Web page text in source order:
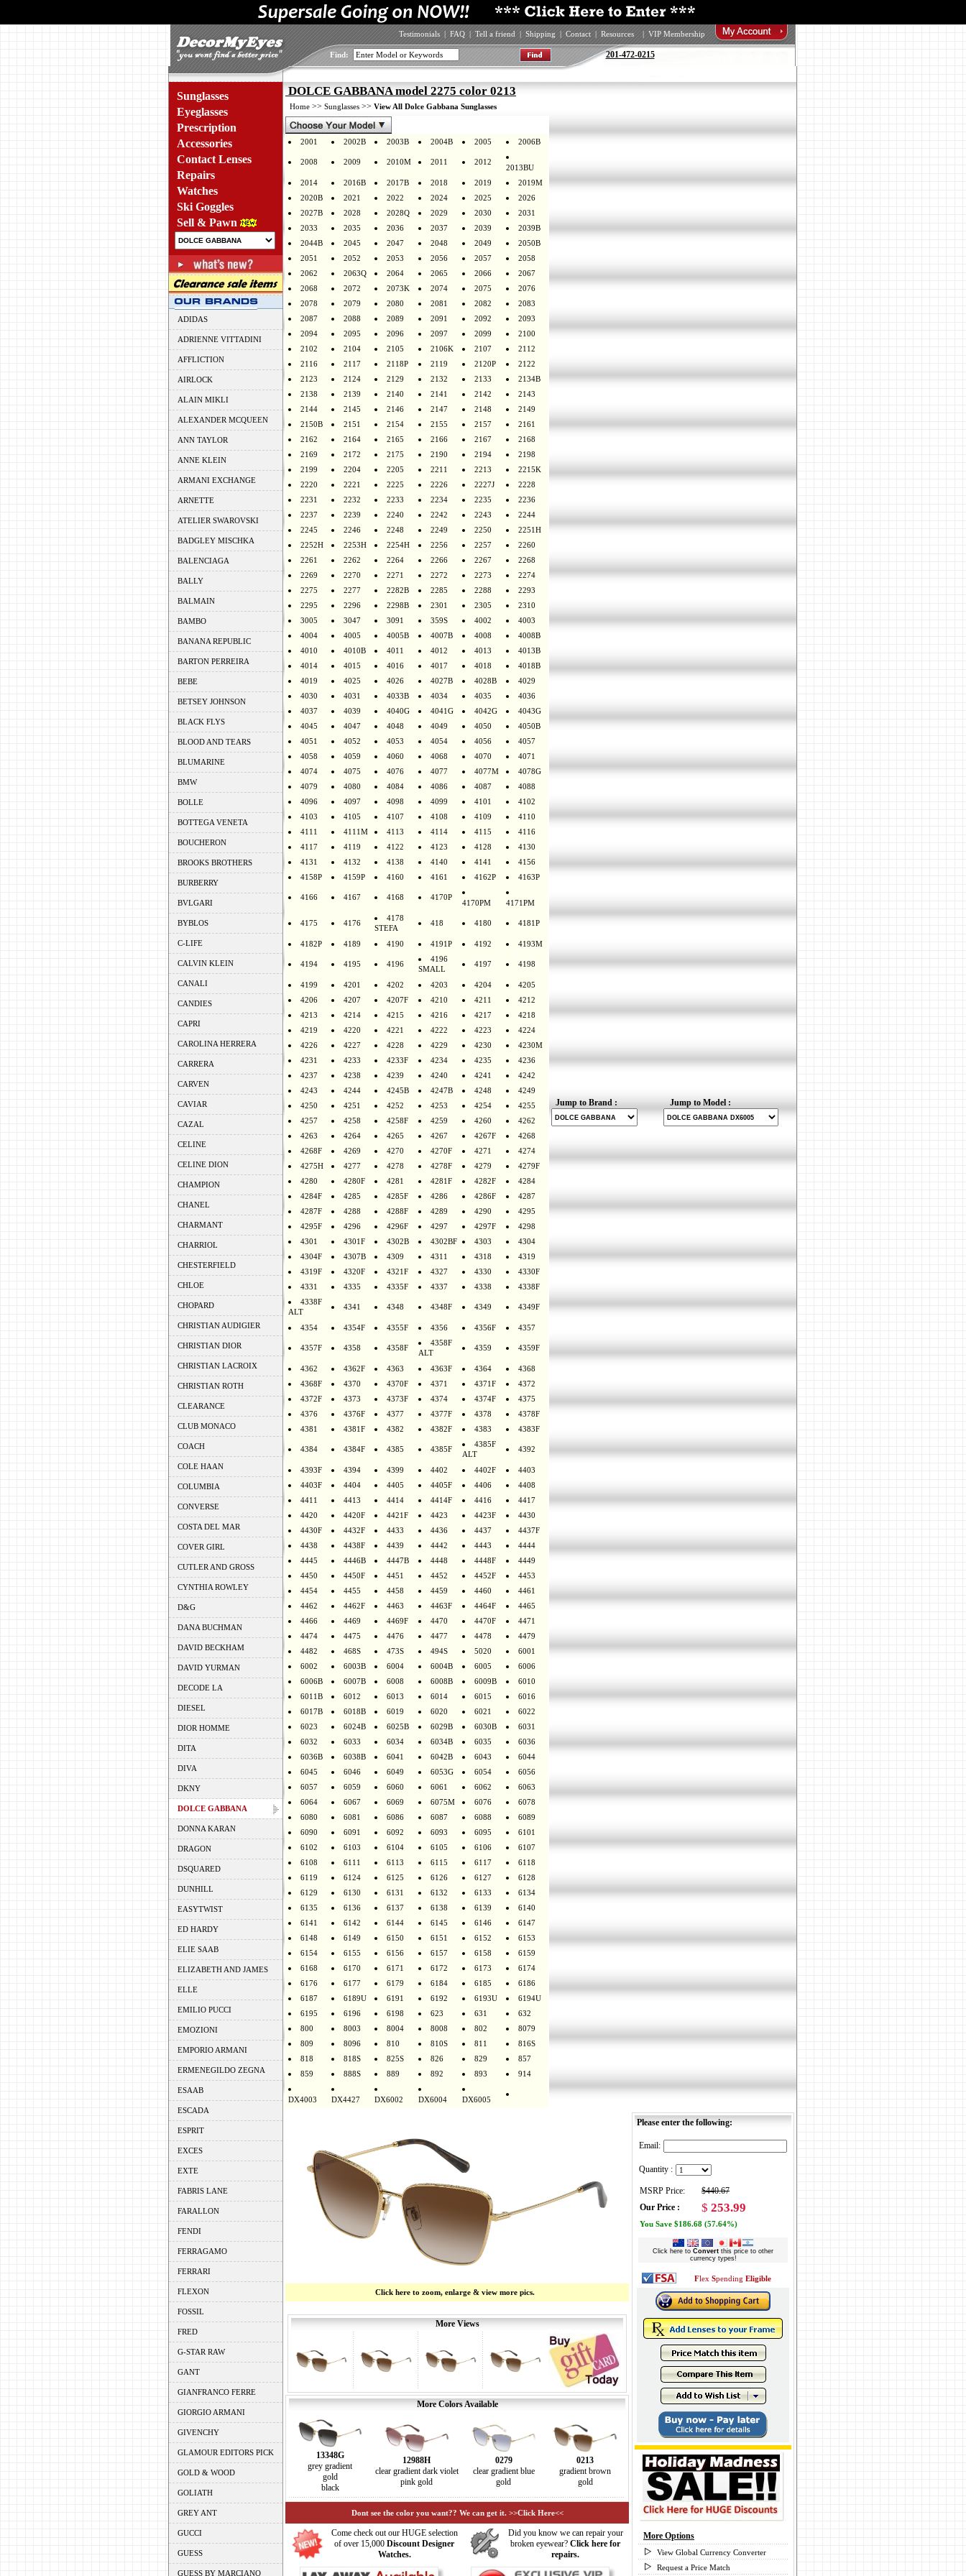
Testimonials | FAQ | Tell a friend | Shipping | Contact | Resources | VIP Membership
Find: 201-472-0215
Sunglasses
Eyeglasses
Prescription
Accessories
Contact Lenses
Repairs
Watches
Ski Goggles
Sell & Pawn
ADIDAS
ADRIENNE VITTADINI
AFFLICTION
AIRLOCK
ALAIN MIKLI
ALEXANDER MCQUEEN
ANN TAYLOR
ANNE KLEIN
ARMANI EXCHANGE
ARNETTE
ATELIER SWAROVSKI
BADGLEY MISCHKA
BALENCIAGA
BALLY
BALMAIN
BAMBO
BANANA REPUBLIC
BARTON PERREIRA
BEBE
BETSEY JOHNSON
BLACK FLYS
BLOOD AND TEARS
BLUMARINE
BMW
BOLLE
BOTTEGA VENETA
BOUCHERON
BROOKS BROTHERS
BURBERRY
BVLGARI
BYBLOS
C-LIFE
CALVIN KLEIN
CANALI
CANDIES
CAPRI
CAROLINA HERRERA
CARRERA
CARVEN
CAVIAR
CAZAL
CELINE
CELINE DION
CHAMPION
CHANEL
CHARMANT
CHARRIOL
CHESTERFIELD
CHLOE
CHOPARD
CHRISTIAN AUDIGIER
CHRISTIAN DIOR
CHRISTIAN LACROIX
CHRISTIAN ROTH
CLEARANCE
CLUB MONACO
COACH
COLE HAAN
COLUMBIA
CONVERSE
COSTA DEL MAR
COVER GIRL
CUTLER AND GROSS
CYNTHIA ROWLEY
D&G
DANA BUCHMAN
DAVID BECKHAM
DAVID YURMAN
DECODE LA
DIESEL
DIOR HOMME
DITA
DIVA
DKNY
DOLCE GABBANA
DONNA KARAN
DRAGON
DSQUARED
DUNHILL
EASYTWIST
ED HARDY
ELIE SAAB
ELIZABETH AND JAMES
ELLE
EMILIO PUCCI
EMOZIONI
EMPORIO ARMANI
ERMENEGILDO ZEGNA
ESAAB
ESCADA
ESPRIT
EXCES
EXTE
FABRIS LANE
FARALLON
FENDI
FERRAGAMO
FERRARI
FLEXON
FOSSIL
FRED
G-STAR RAW
GANT
GIANFRANCO FERRE
GIORGIO ARMANI
GIVENCHY
GLAMOUR EDITORS PICK
GOLD & WOOD
GOLIATH
GREY ANT
GUCCI
GUESS
GUESS BY MARCIANO
DOLCE GABBANA model 2275 color 0213
Home >> Sunglasses >> View All Dolce Gabbana Sunglasses
2001 2002B 2003B 2004B 2005 2006B
2008 2009 2010M 2011 2012
2013BU
2014
2016B 2017B 2018 2019
2019M
2020B
2021 2022 2024 2025
2026
2027B
2028 2028Q 2029 2030
2031
2033
2035 2036 2037 2039
2039B
2044B
2045 2047 2048 2049
2050B
2051
2052 2053 2056 2057
2058
2062
2063Q 2064 2065 2066
2067
2068
2072 2073K 2074 2075
2076
2078
2079 2080 2081 2082
2083
2087
2088 2089 2091 2092
2093
2094
2095 2096 2097 2099
2100
2102
2104 2105 2106K 2107
2112
2116
2117 2118P 2119 2120P
2122
2123
2124 2129 2132 2133
2134B
2138
2139 2140 2141 2142
2143
2144
2145 2146 2147 2148
2149
2150B
2151 2154 2155 2157
2161
2162
2164 2165 2166 2167
2168
2169
2172 2175 2190 2194
2198
2199
2204 2205 2211 2213
2215K
2220
2221 2225 2226 2227J
2228
2231
2232 2233 2234 2235
2236
2237
2239 2240 2242 2243
2244
2245
2246 2248 2249 2250
2251H
2252H
2253H 2254H 2256 2257
2260
2261
2262 2264 2266 2267
2268
2269
2270 2271 2272 2273
2274
2275
2277 2282B 2285 2288
2293
2295
2296 2298B 2301 2305
2310
3005
3047 3091 359S 4002
4003
4004
4005 4005B 4007B 4008
4008B
4010
4010B 4011 4012 4013
4013B
4014
4015 4016 4017 4018
4018B
4019
4025 4026 4027B 4028B
4029
4030
4031 4033B 4034 4035
4036
4037
4039 4040G 4041G 4042G
4043G
4045
4047 4048 4049 4050
4050B
4051
4052 4053 4054 4056
4057
4058
4059 4060 4068 4070
4071
4074
4075 4076 4077 4077M
4078G
4079
4080 4084 4086 4087
4088
4096
4097 4098 4099 4101
4102
4103
4105 4107 4108 4109
4110
4111
4111M 4113 4114 4115
4116
4117
4119 4122 4123 4128
4130
4131
4132 4138 4140 4141
4156
4158P
4159P 4160 4161 4162P 4163P
4166 4167 4168 4170P
4170PM 4171PM
4175 4176
4178
STEFA
418 4180 4181P
4182P 4189 4190 4191P 4192 4193M
4194 4195 4196
4196
SMALL
4197 4198
4199 4201 4202 4203 4204
4205
4206
4207 4207F 4210 4211
4212
4213
4214 4215 4216 4217
4218
4219
4220 4221 4222 4223
4224
4226
4227 4228 4229 4230
4230M
4231
4233 4233F 4234 4235
4236
4237
4238 4239 4240 4241
4242
4243
4244 4245B 4247B 4248
4249
4250
4251 4252 4253 4254
4255
4257
4258 4258F 4259 4260
4262
4263
4264 4265 4267 4267F
4268
4268F
4269 4270 4270F 4271
4274
4275H
4277 4278 4278F 4279
4279F
4280
4280F 4281 4281F 4282F
4284
4284F
4285 4285F 4286 4286F
4287
4287F
4288 4288F 4289 4290
4295
4295F
4296 4296F 4297 4297F
4298
4301
4301F 4302B 4302BF 4303
4304
4304F
4307B 4309 4311 4318
4319
4319F
4320F 4321F 4327 4330
4330F
4331
4335 4335F 4337 4338
4338F
4338F
ALT
4341 4348 4348F 4349 4349F
4354 4354F 4355F 4356 4356F 4357
4357F 4358 4358F
4358F
ALT
4359 4359F
4362 4362F 4363 4363F 4364
4368
4368F
4370 4370F 4371 4371F
4372
4372F
4373 4373F 4374 4374F
4375
4376
4376F 4377 4377F 4378
4378F
4381
4381F 4382 4382F 4383 4383F
4384 4384F 4385 4385F
4385F
ALT
4392
4393F 4394 4399 4402 4402F
4403
4403F
4404 4405 4405F 4406
4408
4411
4413 4414 4414F 4416
4417
4420
4420F 4421F 4423 4423F
4430
4430F
4432F 4433 4436 4437
4437F
4438
4438F 4439 4442 4443
4444
4445
4446B 4447B 4448 4448F
4449
4450
4450F 4451 4452 4452F
4453
4454
4455 4458 4459 4460
4461
4462
4462F 4463 4463F 4464F
4465
4466
4469 4469F 4470 4470F
4471
4474
4475 4476 4477 4478
4479
4482
468S 473S 494S 5020
6001
6002
6003B 6004 6004B 6005
6006
6006B
6007B 6008 6008B 6009B
6010
6011B
6012 6013 6014 6015
6016
6017B
6018B 6019 6020 6021
6022
6023
6024B 6025B 6029B 6030B
6031
6032
6033 6034 6034B 6035
6036
6036B
6038B 6041 6042B 6043
6044
6045
6046 6049 6053G 6054
6056
6057
6059 6060 6061 6062
6063
6064
6067 6069 6075M 6076
6078
6080
6081 6086 6087 6088
6089
6090
6091 6092 6093 6095
6101
6102
6103 6104 6105 6106
6107
6108
6111 6113 6115 6117
6118
6119
6124 6125 6126 6127
6128
6129
6130 6131 6132 6133
6134
6135
6136 6137 6138 6139
6140
6141
6142 6144 6145 6146
6147
6148
6149 6150 6151 6152
6153
6154
6155 6156 6157 6158
6159
6168
6170 6171 6172 6173
6174
6176
6177 6179 6184 6185
6186
6187
6189U 6191 6192 6193U
6194U
6195
6196 6198 623 631
632
800
8003 8004 8008 802
8079
809
8096 810 810S 811
816S
818
818S 825S 826 829
857
859
888S 889 892 893 914
DX4003 DX4427 DX6002 DX6004 DX6005
Jump to Brand : Jump to Model :
Click here to zoom, enlarge & view more pics.
More Views
More Colors Available
13348G
grey gradient
gold
black
12988H
clear gradient dark violet
pink gold
0279
clear gradient blue
gold
0213
gradient brown
gold
Dont see the color you want?? We can get it. >>Click Here<<
Come check out our HUGE selection
of over 15,000 Discount Designer
Watches.
Did you know we can repair your
broken eyewear? Click here for
repairs.
Please enter the following:
Email:
Quantity :
MSRP Price:
$440.67
Our Price :
$ 253.99
You Save $186.68 (57.64%)
Click here to Convert this price to other
currency types!
Flex Spending Eligible
More Options
View Global Currency Converter
Request a Price Match